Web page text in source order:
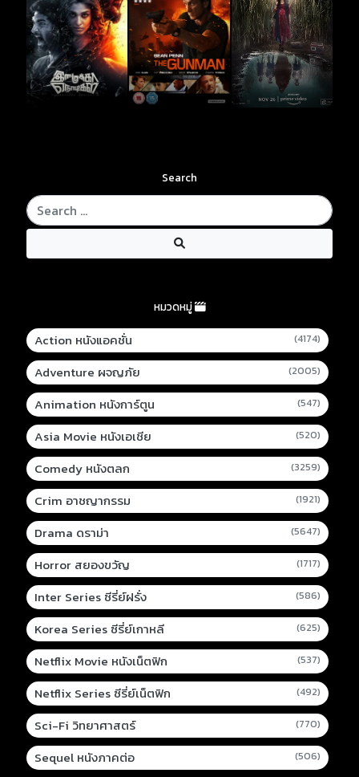
Search
หมวดหมู่
Action หนังแอคชั่น (4174)
Adventure ผจญภัย (2005)
Animation หนังการ์ตูน (547)
Asia Movie หนังเอเชีย (520)
Comedy หนังตลก (3259)
Crim อาชญากรรม (1921)
Drama ดราม่า (5647)
Horror สยองขวัญ (1717)
Inter Series ซีรี่ย์ฝรั่ง (586)
Korea Series ซีรี่ย์เกาหลี (625)
Netflix Movie หนังเน็ตฟิก (537)
Netflix Series ซีรี่ย์เน็ตฟิก (492)
Sci-Fi วิทยาศาสตร์ (770)
Sequel หนังภาคต่อ (506)